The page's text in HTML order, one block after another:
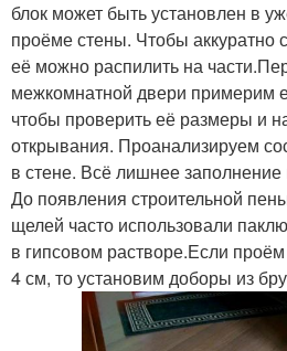
блок может быть установлен в
проёме стены. Чтобы аккуратно
её можно распилить на
межкомнатной двери примерим
чтобы проверить её размеры и
открывания. Проанализируем
в стене. Всё лишнее заполнение
До появления строительной
щелей часто использовали
в гипсовом растворе.Если
4 см, то установим доборы из